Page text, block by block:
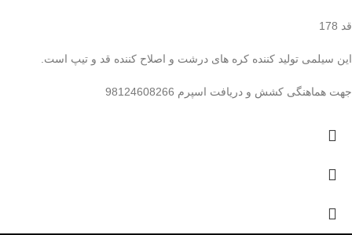
قد 178
این سیلمی تولید کننده کره های درشت و اصلاح کننده قد و تیپ است.
جهت هماهنگی کشش و دریافت اسپرم 98124608266